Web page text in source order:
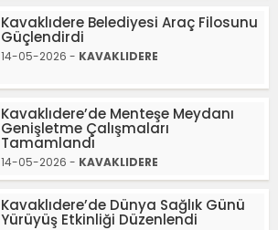
Kavaklıdere Belediyesi Araç Filosunu
Güçlendirdi
14-05-2026 - KAVAKLIDERE
Kavaklıdere’de Menteşe Meydanı
Genişletme Çalışmaları
Tamamlandı
14-05-2026 - KAVAKLIDERE
Kavaklıdere’de Dünya Sağlık Günü
Yürüyüş Etkinliği Düzenlendi